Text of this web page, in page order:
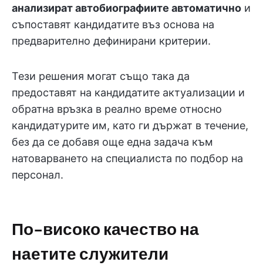
анализират автобиографиите автоматично и
съпоставят кандидатите въз основа на
предварително дефинирани критерии.
Тези решения могат също така да
предоставят на кандидатите актуализации и
обратна връзка в реално време относно
кандидатурите им, като ги държат в течение,
без да се добавя още една задача към
натоварването на специалиста по подбор на
персонал.
По-високо качество на
наетите служители